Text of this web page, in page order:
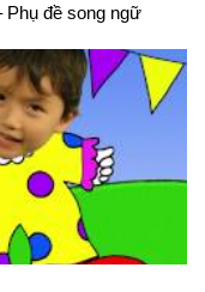
Phụ đề song ngữ